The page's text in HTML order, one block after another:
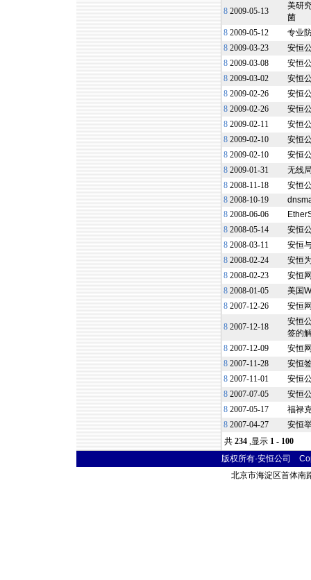
8 2009-05-13
美研
菌
8 2009-05-12
专业
8 2009-03-23
安恒
8 2009-03-08
安恒
8 2009-03-02
安恒
8 2009-02-26
安恒
8 2009-02-26
安恒
8 2009-02-11
安恒
8 2009-02-10
安恒
8 2009-02-10
安恒
8 2009-01-31
无线
8 2008-11-18
安恒
8 2008-10-19
8 2008-06-06
8 2008-05-14
安恒
8 2008-03-11
安恒
8 2008-02-24
安恒
8 2008-02-23
安恒
8 2008-01-05
美国
8 2007-12-26 安恒
8 2007-12-18
安恒
签的
8 2007-12-09
安恒
8 2007-11-28
安恒
8 2007-11-01
安恒
8 2007-07-05
安恒
8 2007-05-17
福禄
8 2007-04-27
安恒
共 234 ,显示 1 - 100
版权所有·安恒公司
北京市海淀区首体南路9号